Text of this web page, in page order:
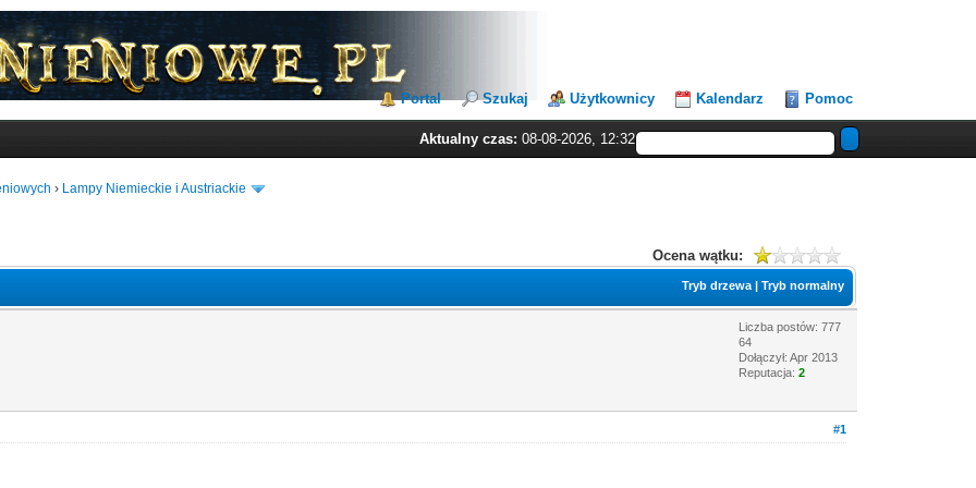
Portal Szukaj Użytkownicy Kalendarz Pomoc
Aktualny czas: 08-08-2026, 12:32
› Lampy Niemieckie i Austriackie
Ocena wątku:
Tryb drzewa |Tryb normalny
Liczba postów: 777
64
Dołączył: Apr 2013
Reputacja: 2
#1